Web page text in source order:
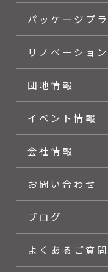
パッケージプ
リノベーショ
団地情報
イベント情報
会社情報
お問い合わせ
ブログ
よくあるご質問